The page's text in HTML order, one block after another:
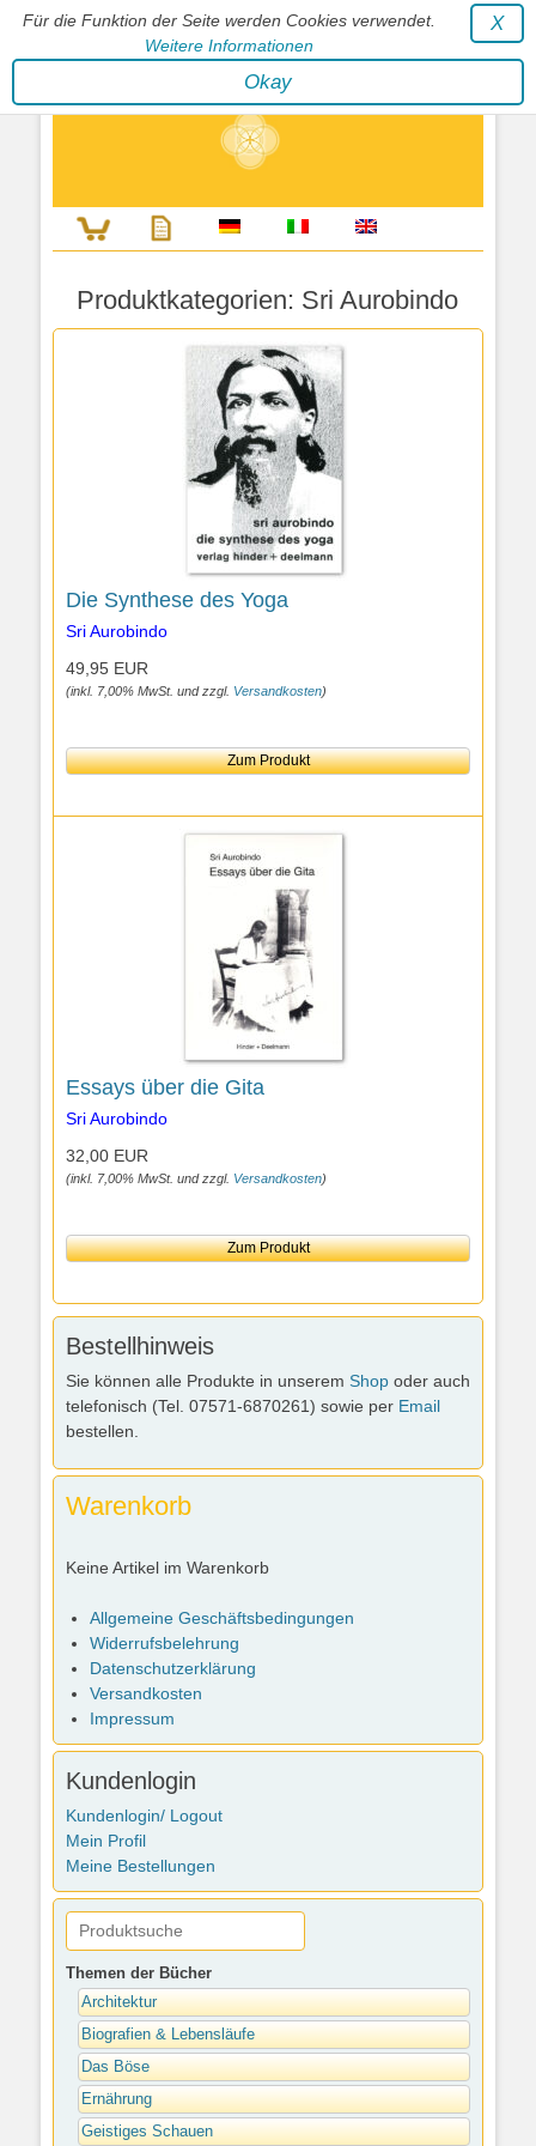
Für die Funktion der Seite werden Cookies verwendet.
Weitere Informationen
X
Okay
Stephan Wunderlich Verlag
Literatur zur Förderung der Gestaltfähigkeit des Lebens
Produktkategorien: Sri Aurobindo
Die Synthese des Yoga
Sri Aurobindo
49,95 EUR
(inkl. 7,00% MwSt. und zzgl. Versandkosten)
Zum Produkt
Essays über die Gita
Sri Aurobindo
32,00 EUR
(inkl. 7,00% MwSt. und zzgl. Versandkosten)
Zum Produkt
Bestellhinweis
Sie können alle Produkte in unserem Shop oder auch
telefonisch (Tel. 07571-6870261) sowie per Email
bestellen.
Warenkorb
Keine Artikel im Warenkorb
Allgemeine Geschäftsbedingungen
Widerrufsbelehrung
Datenschutzerklärung
Versandkosten
Impressum
Kundenlogin
Kundenlogin/ Logout
Mein Profil
Meine Bestellungen
Themen der Bücher
Architektur
Biografien & Lebensläufe
Das Böse
Ernährung
Geistiges Schauen